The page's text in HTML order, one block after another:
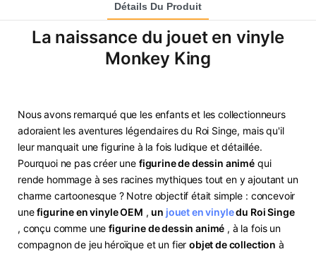
Détails Du Produit
La naissance du jouet en vinyle
Monkey King
Nous avons remarqué que les enfants et les collectionneurs
adoraient les aventures légendaires du Roi Singe, mais qu'il
leur manquait une figurine à la fois ludique et détaillée.
Pourquoi ne pas créer une figurine de dessin animé qui
rende hommage à ses racines mythiques tout en y ajoutant un
charme cartoonesque ? Notre objectif était simple : concevoir
unefigurine en vinyle OEM , un jouet en vinyledu Roi Singe
, conçu comme unefigurine de dessin animé , à la fois un
compagnon de jeu héroïque et un fierobjet de collection à